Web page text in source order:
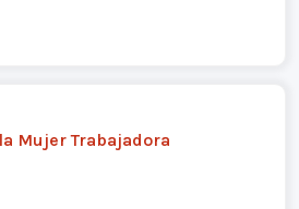
Mujer Trabajadora